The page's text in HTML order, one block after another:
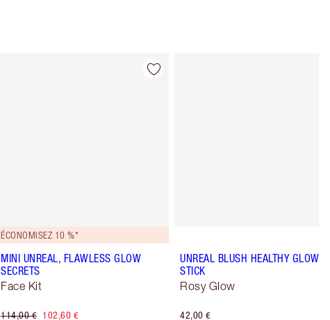
Article 4 sur 61
ÉCONOMISEZ 10 %*
MINI UNREAL, FLAWLESS GLOW
SECRETS
Face Kit
114,00 € 102,60 €
UNREAL BLUSH HEALTHY GLOW
STICK
Rosy Glow
42,00 €